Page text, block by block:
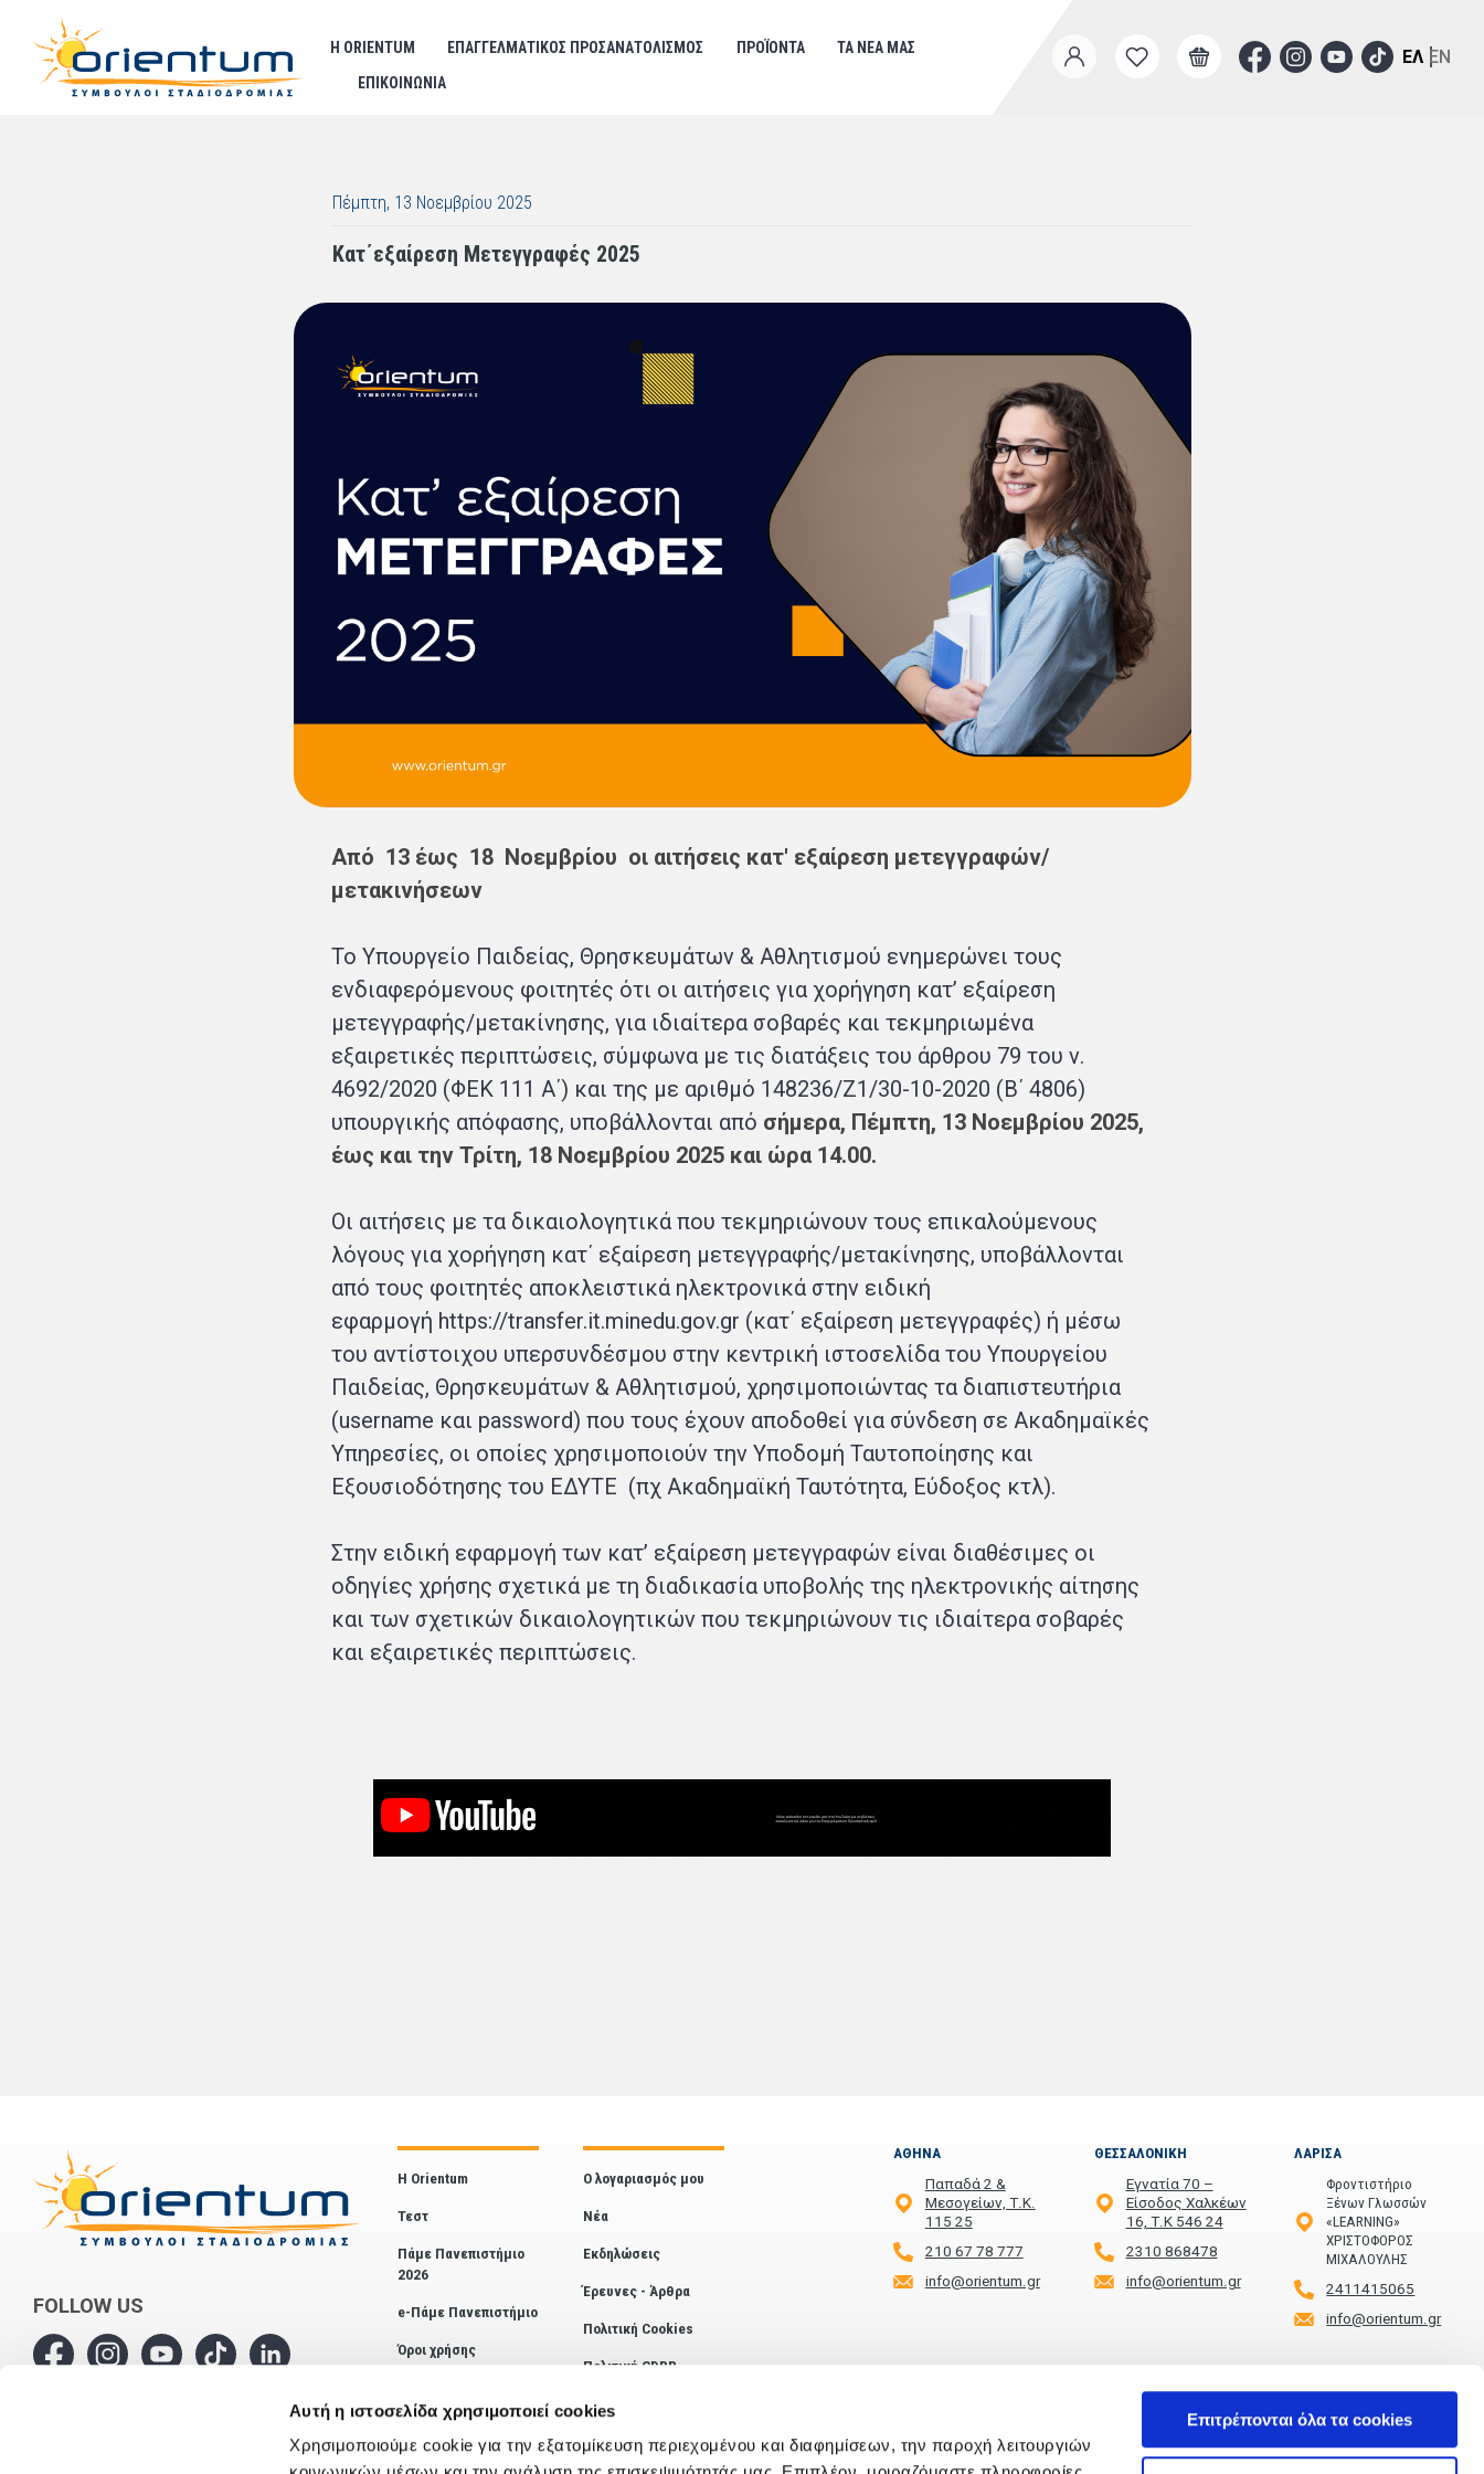
Αυτή η ιστοσελίδα χρησιμοποιεί cookies
Χρησιμοποιούμε cookie για την εξατομίκευση περιεχομένου και διαφημίσεων, την παροχή λειτουργιών
Επιτρέπονται όλα τα cookies
Η ORIENTUM ΕΠΑΓΓΕΛΜΑΤΙΚΟΣ ΠΡΟΣΑΝΑΤΟΛΙΣΜΟΣ ΠΡΟΪΟΝΤΑ
ΤΑ ΝΕΑ ΜΑΣ
ΕΠΙΚΟΙΝΩΝΊΑ
ΕΛ EN
Πέμπτη, 13 Νοεμβρίου 2025
Κατ΄εξαίρεση Μετεγγραφές 2025
Από 13 έως 18 Νοεμβρίου οι αιτήσεις κατ' εξαίρεση μετεγγραφών/
μετακινήσεων
Το Υπουργείο Παιδείας, Θρησκευμάτων & Αθλητισμού ενημερώνει τους
ενδιαφερόμενους φοιτητές ότι οι αιτήσεις για χορήγηση κατ’ εξαίρεση
μετεγγραφής/μετακίνησης, για ιδιαίτερα σοβαρές και τεκμηριωμένα
εξαιρετικές περιπτώσεις, σύμφωνα με τις διατάξεις του άρθρου 79 του ν.
4692/2020 (ΦΕΚ 111 Α΄) και της με αριθμό 148236/Ζ1/30-10-2020 (Β΄ 4806)
υπουργικής απόφασης, υποβάλλονται από σήμερα, Πέμπτη, 13 Νοεμβρίου 2025,
έως και την Τρίτη, 18 Νοεμβρίου 2025 και ώρα 14.00.
Οι αιτήσεις με τα δικαιολογητικά που τεκμηριώνουν τους επικαλούμενους
λόγους για χορήγηση κατ΄ εξαίρεση μετεγγραφής/μετακίνησης, υποβάλλονται
από τους φοιτητές αποκλειστικά ηλεκτρονικά στην ειδική
εφαρμογή https://transfer.it.minedu.gov.gr (κατ΄ εξαίρεση μετεγγραφές) ή μέσω
του αντίστοιχου υπερσυνδέσμου στην κεντρική ιστοσελίδα του Υπουργείου
Παιδείας, Θρησκευμάτων & Αθλητισμού, χρησιμοποιώντας τα διαπιστευτήρια
(username και password) που τους έχουν αποδοθεί για σύνδεση σε Ακαδημαϊκές
Υπηρεσίες, οι οποίες χρησιμοποιούν την Υποδομή Ταυτοποίησης και
Εξουσιοδότησης του ΕΔΥΤΕ (πχ Ακαδημαϊκή Ταυτότητα, Εύδοξος κτλ).
Στην ειδική εφαρμογή των κατ’ εξαίρεση μετεγγραφών είναι διαθέσιμες οι
οδηγίες χρήσης σχετικά με τη διαδικασία υποβολής της ηλεκτρονικής αίτησης
και των σχετικών δικαιολογητικών που τεκμηριώνουν τις ιδιαίτερα σοβαρές
και εξαιρετικές περιπτώσεις.
FOLLOW US
Η Orientum
Τεστ
Πάμε Πανεπιστήμιο
2026
e-Πάμε Πανεπιστήμιο
Όροι χρήσης
Ο λογαριασμός μου
Νέα
Εκδηλώσεις
Έρευνες - Άρθρα
Πολιτική Cookies
Πολιτική GDPR
Ενημέρωση
ΑΘΗΝΑ
Παπαδά 2 &
Μεσογείων, Τ.Κ.
115 25
210 67 78 777
info@orientum.gr
ΘΕΣΣΑΛΟΝΙΚΗ
Εγνατία 70 –
Είσοδος Χαλκέων
16, Τ.Κ 546 24
2310 868478
info@orientum.gr
ΛΑΡΙΣΑ
Φροντιστήριο
Ξένων Γλωσσών
«LEARNING»
ΧΡΙΣΤΟΦΟΡΟΣ
ΜΙΧΑΛΟΥΛΗΣ
2411415065
info@orientum.gr
by PHAOS